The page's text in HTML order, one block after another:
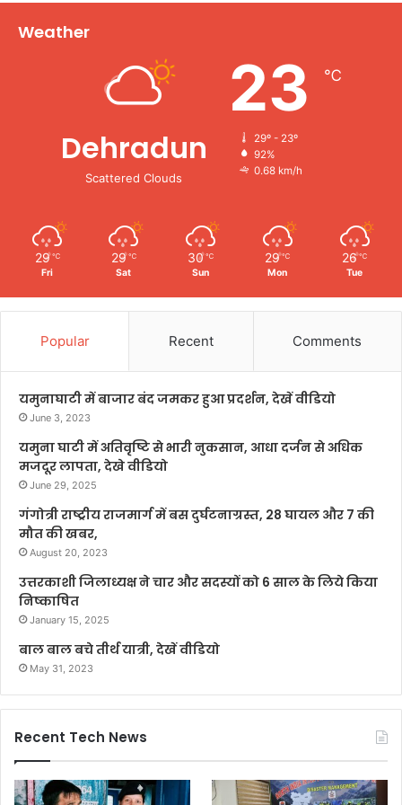
Weather
Dehradun
Scattered Clouds
23 ℃
29º - 23º
92%
0.68 km/h
29 ℃
Fri
29 ℃
Sat
30 ℃
Sun
29 ℃
Mon
26 ℃
Tue
Popular Recent Comments
यमुनाघाटी में बाजार बंद जमकर हुआ प्रदर्शन, देखें वीडियो
June 3, 2023
यमुना घाटी में अतिवृष्टि से भारी नुकसान, आधा दर्जन से अधिक
मजदूर लापता, देखे वीडियो
June 29, 2025
गंगोत्री राष्ट्रीय राजमार्ग में बस दुर्घटनाग्रस्त, 28 घायल और 7 की
मौत की खबर,
August 20, 2023
उत्तरकाशी जिलाध्यक्ष ने चार और सदस्यों को 6 साल के लिये किया
निष्काषित
January 15, 2025
बाल बाल बचे तीर्थ यात्री, देखें वीडियो
May 31, 2023
Recent Tech News